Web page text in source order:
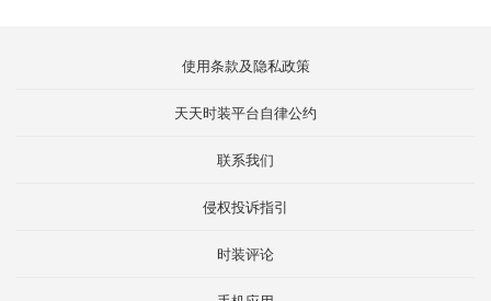
使用条款及隐私政策
天天时装平台自律公约
联系我们
侵权投诉指引
时装评论